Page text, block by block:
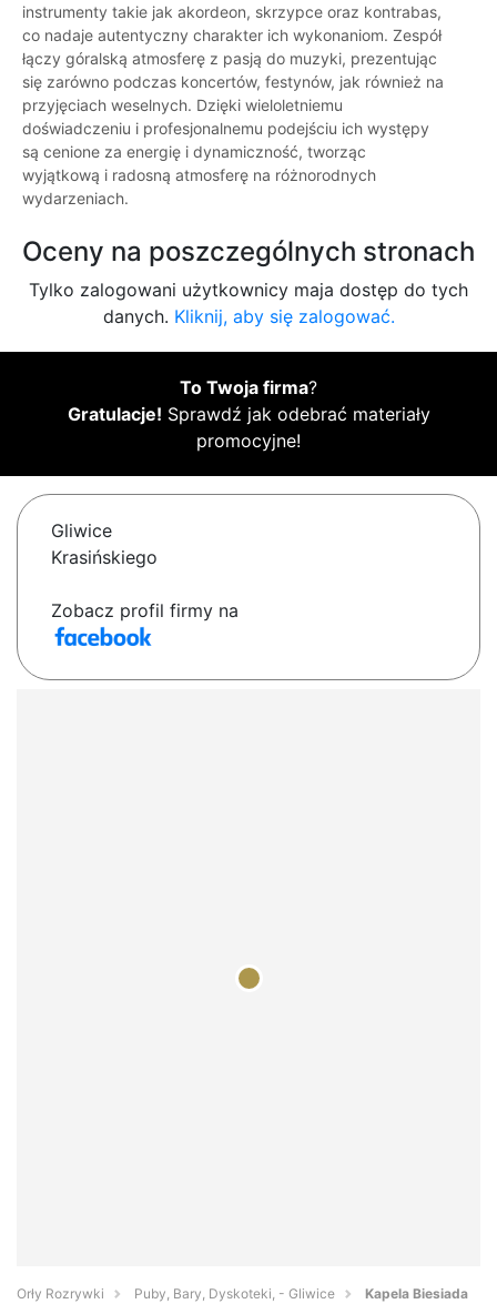
instrumenty takie jak akordeon, skrzypce oraz kontrabas,
co nadaje autentyczny charakter ich wykonaniom. Zespół
łączy góralską atmosferę z pasją do muzyki, prezentując
się zarówno podczas koncertów, festynów, jak również na
przyjęciach weselnych. Dzięki wieloletniemu
doświadczeniu i profesjonalnemu podejściu ich występy
są cenione za energię i dynamiczność, tworząc
wyjątkową i radosną atmosferę na różnorodnych
wydarzeniach.
Oceny na poszczególnych stronach
Tylko zalogowani użytkownicy maja dostęp do tych
danych. Kliknij, aby się zalogować.
To Twoja firma?
Gratulacje! Sprawdź jak odebrać materiały
promocyjne!
Gliwice
Krasińskiego
Zobacz profil firmy na
Orły Rozrywki Puby, Bary, Dyskoteki, - Gliwice Kapela Biesiada